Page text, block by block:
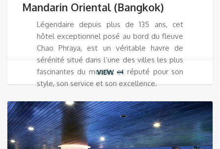
Mandarin Oriental (Bangkok)
Légendaire depuis plus de 135 ans, cet
hôtel exceptionnel posé au bord du fleuve
Chao Phraya, est un véritable havre de
sérénité situé dans l’une des villes les plus
fascinantes du monde, et réputé pour son
style, son service et son excellence.
VIEW